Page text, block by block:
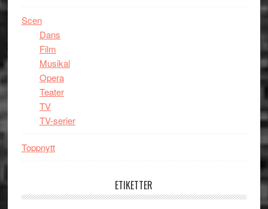
Scen
Dans
Film
Musikal
Opera
Teater
TV
TV-serier
Toppnytt
ETIKETTER